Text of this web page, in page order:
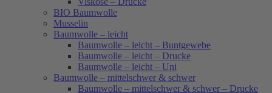
BIO Baumwolle
Musselin
Baumwolle – leicht
Baumwolle – leicht – Buntgewebe
Baumwolle – leicht – Drucke
Baumwolle – leicht – Uni
Baumwolle – mittelschwer & schwer
Baumwolle – mittelschwer & schwer – Drucke